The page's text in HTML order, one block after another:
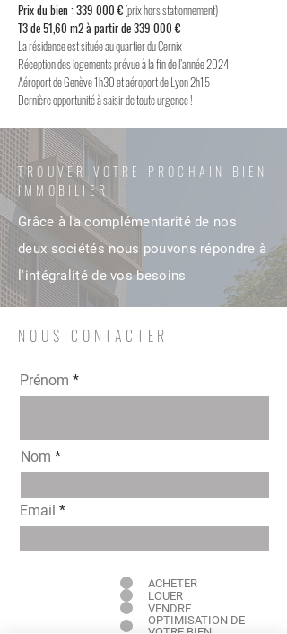
Prix du bien : 339 000 €(prix hors stationnement)
T3 de 51,60 m2 à partir de 339 000 €
La résidence est située au quartier du Cernix
Réception des logements prévue à la fin de l’année 2024
Aéroport de Genève 1h30 et aéroport de Lyon 2h15
Dernière opportunité à saisir de toute urgence !
TROUVER VOTRE PROCHAIN BIEN
IMMOBILIER
Grâce à la complémentarité de nos
deux sociétés nous pouvons répondre à
l'intégralité de vos besoins
NOUS CONTACTER
Prénom
Nom
Email
ACHETER
LOUER
VENDRE
OPTIMISATION DE